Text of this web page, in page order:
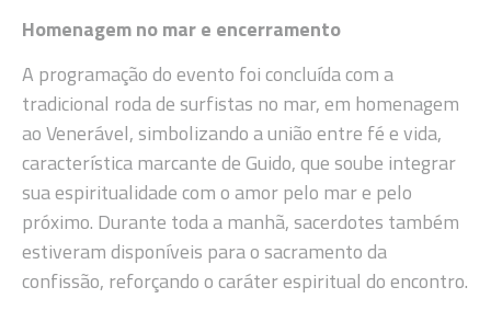
Homenagem no mar e encerramento
A programação do evento foi concluída com a
tradicional roda de surfistas no mar, em homenagem
ao Venerável, simbolizando a união entre fé e vida,
característica marcante de Guido, que soube integrar
sua espiritualidade com o amor pelo mar e pelo
próximo. Durante toda a manhã, sacerdotes também
estiveram disponíveis para o sacramento da
confissão, reforçando o caráter espiritual do encontro.